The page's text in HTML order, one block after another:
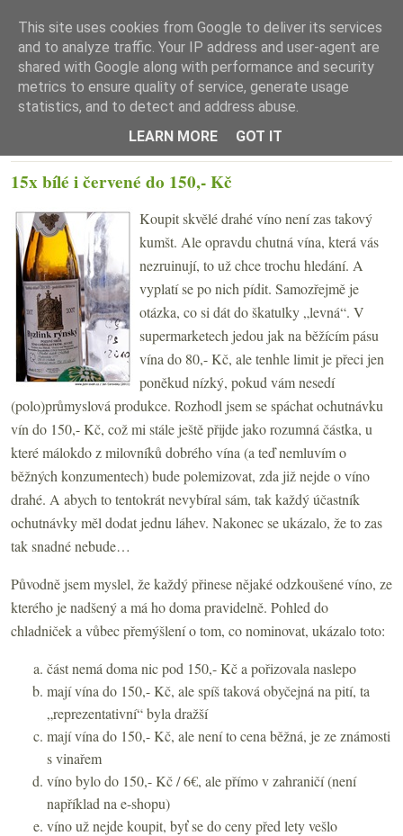
☰ Menu
15x bílé i červené do 150,- Kč
Koupit skvělé drahé víno není zas takový
kumšt. Ale opravdu chutná vína, která vás
nezruinují, to už chce trochu hledání. A
vyplatí se po nich pídit. Samozřejmě je
otázka, co si dát do škatulky „levná“. V
supermarketech jedou jak na běžícím pásu
vína do 80,- Kč, ale tenhle limit je přeci jen
poněkud nízký, pokud vám nesedí
(polo)průmyslová produkce. Rozhodl jsem se spáchat ochutnávku
vín do 150,- Kč, což mi stále ještě přijde jako rozumná částka, u
které málokdo z milovníků dobrého vína (a teď nemluvím o
běžných konzumentech) bude polemizovat, zda již nejde o víno
drahé. A abych to tentokrát nevybíral sám, tak každý účastník
ochutnávky měl dodat jednu láhev. Nakonec se ukázalo, že to zas
tak snadné nebude…
Původně jsem myslel, že každý přinese nějaké odzkoušené víno, ze
kterého je nadšený a má ho doma pravidelně. Pohled do
chladniček a vůbec přemýšlení o tom, co nominovat, ukázalo toto:
část nemá doma nic pod 150,- Kč a pořizovala naslepo
mají vína do 150,- Kč, ale spíš taková obyčejná na pití, ta
„reprezentativní“ byla dražší
mají vína do 150,- Kč, ale není to cena běžná, je ze známosti
s vinařem
víno bylo do 150,- Kč / 6€, ale přímo v zahraničí (není
například na e-shopu)
víno už nejde koupit, byť se do ceny před lety vešlo
This site uses cookies from Google to deliver its services
and to analyze traffic. Your IP address and user-agent are
shared with Google along with performance and security
metrics to ensure quality of service, generate usage
statistics, and to detect and address abuse.
LEARN MORE
GOT IT